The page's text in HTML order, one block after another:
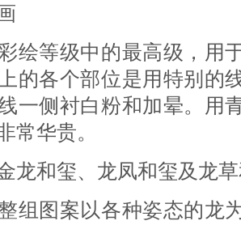
绘等级中的最高级，用
的各个部位是用特别的
一侧衬白粉和加晕。用
常华贵。
龙和玺、龙凤和玺及龙
组图案以各种姿态的龙